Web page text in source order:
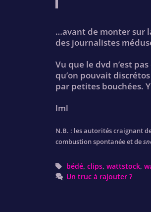
…avant de monter sur
des journalistes
Vu que le dvd n’est
qu’on pouvait
par petites bouchées.
lml
N.B. : les autorités craignant
combustion spontanée et de
Tags
bédé, clips, wattstock,
Un truc à rajouter ?